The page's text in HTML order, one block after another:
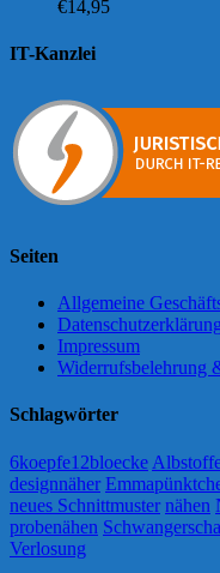
€14,95
IT-Kanzlei
Seiten
Allgemeine
Datenschutzerklärung
Impressum
Widerrufsbelehrung
Schlagwörter
6koepfe12bloecke
designnäher
neues Schnittmuster nähen
probenähen
Verlosung